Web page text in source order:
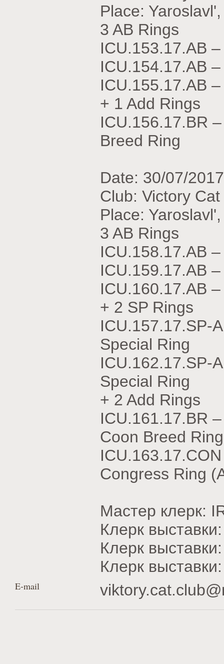
Place:
3 AB Rings
ICU.153.17.АВ
ICU.154.17.АВ
ICU.155.17.АВ –
+ 1 Add Rings
ICU.156.17.BR
Breed Ring
Date: 30/07/2017
Club: Victory
Place:
3 AB Rings
ICU.158.17.АВ
ICU.159.17.АВ
ICU.160.17.АВ –
+ 2 SP Rings
ICU.157.17.SP-
Special Ring
ICU.162.17.SP-
Special Ring
+ 2 Add Rings
ICU.161.17.BR
Coon Breed Ring
Congress Ring
Мастер клерк:
Клерк
Клерк
Клерк
E-mail